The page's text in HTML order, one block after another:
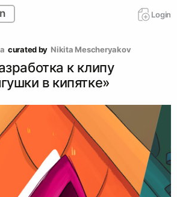
Login
curated by Nikita Mescheryakov
к клипу
в кипятке»